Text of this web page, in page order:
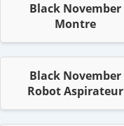
Black November
Montre
Black November
Robot Aspirateur